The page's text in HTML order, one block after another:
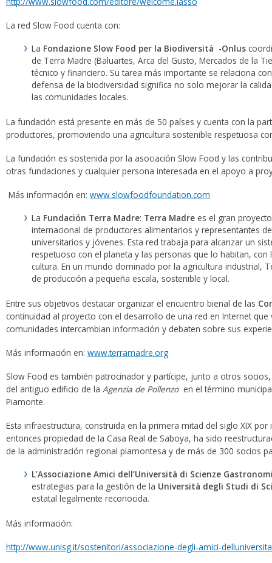
La red Slow Food cuenta con:
La Fondazione Slow Food per la Biodiversità -Onlus
de Terra Madre (Baluartes, Arca del Gusto, Mercados de la
técnico y financiero. Su tarea más importante se relaciona
defensa de la biodiversidad significa no solo mejorar la
las comunidades locales.
La fundación está presente en más de 50 países y cuenta con la
productores, promoviendo una agricultura sostenible respetuosa
La fundación es sostenida por la asociación Slow Food y las
otras fundaciones y cualquier persona interesada en el apoyo a
Más información en: www.slowfoodfoundation.com
La Fundación Terra Madre: Terra Madre es el gran
internacional de productores alimentarios y representantes
universitarios y jóvenes. Esta red trabaja para alcanzar un
respetuoso con el planeta y las personas que lo habitan,
cultura. En un mundo dominado por la agricultura industrial,
de producción a pequeña escala, sostenible y local.
Entre sus objetivos destacar organizar el encuentro bienal de las
continuidad al proyecto con el desarrollo de una red en Internet
comunidades intercambian información y debaten sobre sus
Más información en: www.terramadre.org
Slow Food es también patrocinador y partícipe, junto a otros
del antiguo edificio de la Agenzia de Pollenzoen el término
Piamonte.
Esta infraestructura, construida en la primera mitad del siglo XIX
entonces propiedad de la Casa Real de Saboya, ha sido
de la administración regional piamontesa y de más de 300 socios
L’Associazione Amici dell’Università di Scienze
estrategias para la gestión de la Università degli Studi di
estatal legalmente reconocida.
Más información:
http://www.unisg.it/sostenitori/associazione-degli-amici-